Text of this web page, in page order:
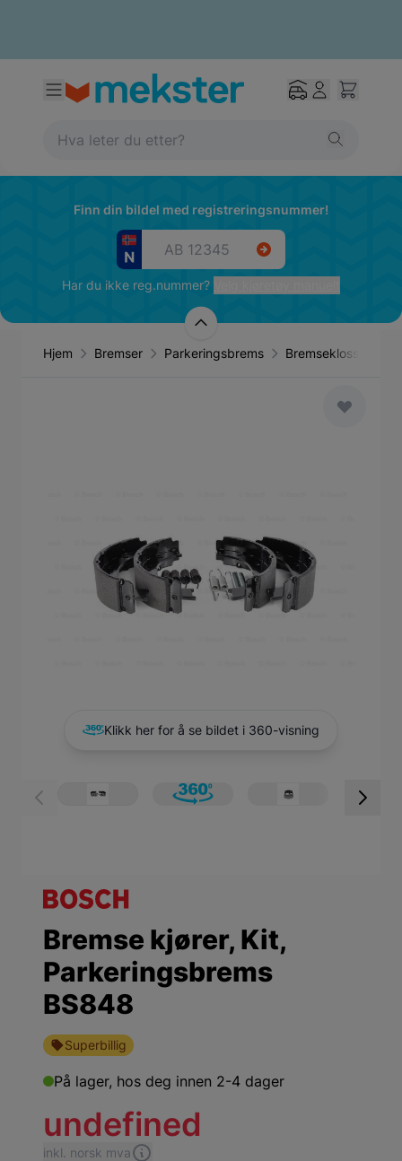
Finn din bildel med registreringsnummer!
Har du ikke reg.nummer?
Hjem Bremser Parkeringsbrems Bremseklosser
Klikk her for å se bildet i 360-visning
View larger image
View larger image
View larger
Bremse kjører, Kit,
Parkeringsbrems
BS848
Superbillig
På lager, hos deg innen 2-4 dager
undefined
inkl. norsk mva